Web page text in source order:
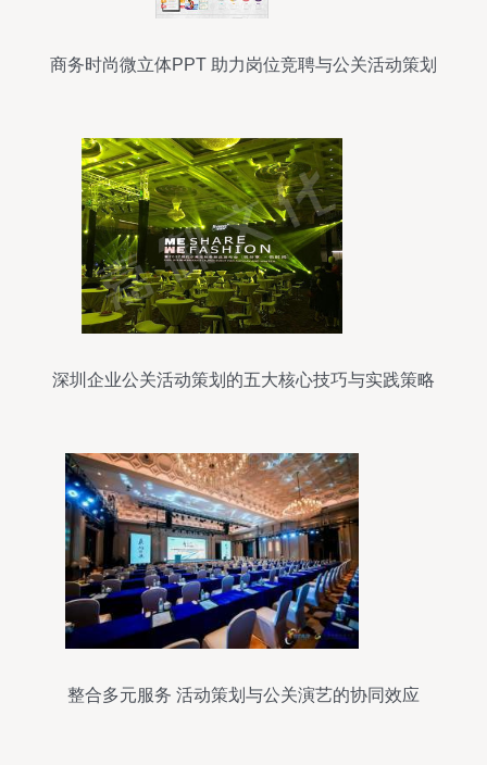
商务时尚微立体PPT 助力岗位竞聘与公关活动策划
深圳企业公关活动策划的五大核心技巧与实践策略
整合多元服务 活动策划与公关演艺的协同效应